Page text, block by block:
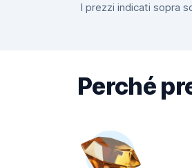
I prezzi indicati sopra
Perché